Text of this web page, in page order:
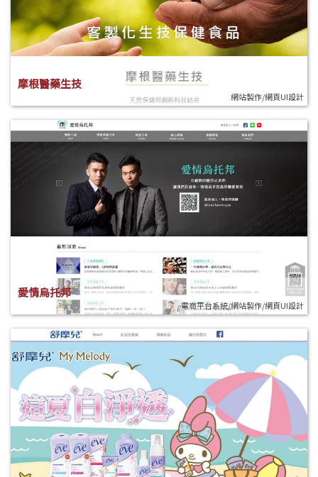
摩根醫藥生技
網站製作/網頁UI設計
愛情烏托邦
電商平台系統/網站製作/網頁UI設計